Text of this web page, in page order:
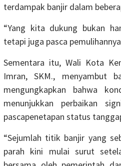
terdampak banjir dalam
“Yang kita dukung bukan
tetapi juga pasca
Sementara itu, Wali Kota
Imran, SKM., menyambut
mengungkapkan bahwa
menunjukkan perbaikan
pascapenetapan status
“Sejumlah titik banjir yang
parah kini mulai surut